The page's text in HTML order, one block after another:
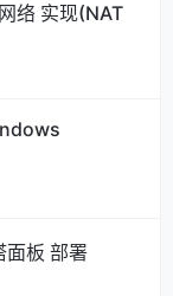
络 实现(NAT
面板 部署